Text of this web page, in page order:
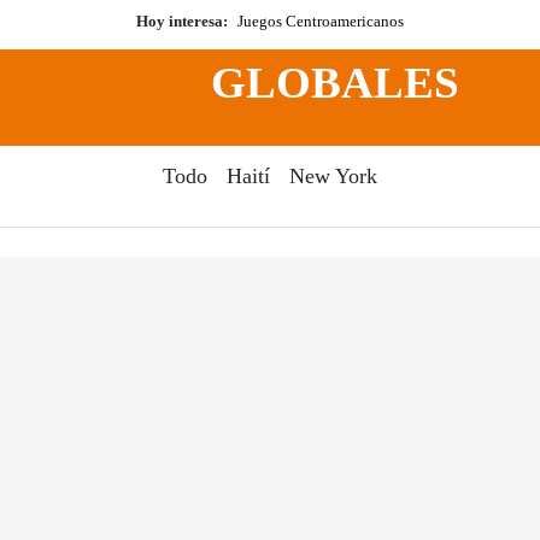
Hoy interesa: Juegos Centroamericanos
GLOBALES
Todo Haití New York